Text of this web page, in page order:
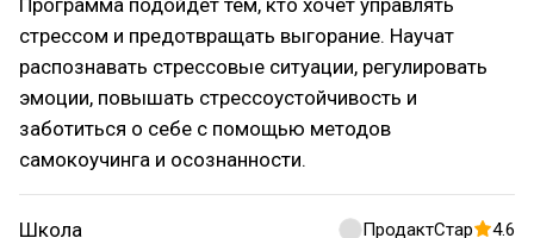
Программа подойдет тем, кто хочет управлять
стрессом и предотвращать выгорание. Научат
распознавать стрессовые ситуации, регулировать
эмоции, повышать стрессоустойчивость и
заботиться о себе с помощью методов
самокоучинга и осознанности.
Школа ПродактСтар 4.6